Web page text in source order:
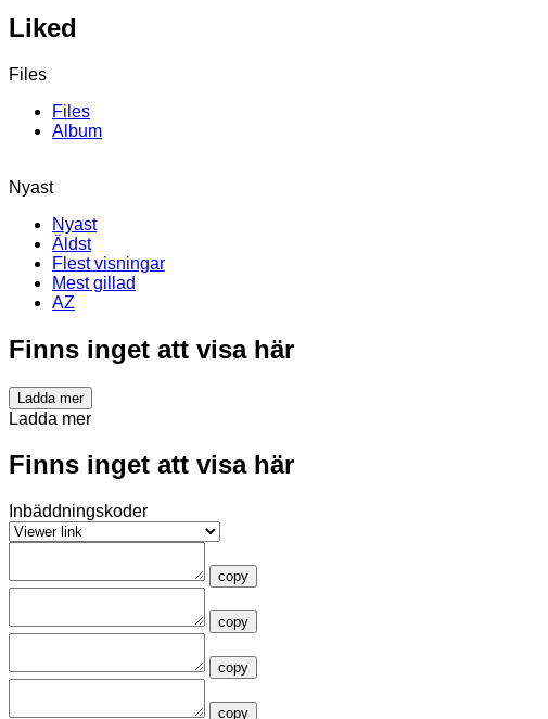
Liked
Files
Files
Album
Nyast
Nyast
Äldst
Flest visningar
Mest gillad
AZ
Finns inget att visa här
Ladda mer
Ladda mer
Finns inget att visa här
Inbäddningskoder
copy
copy
copy
copy